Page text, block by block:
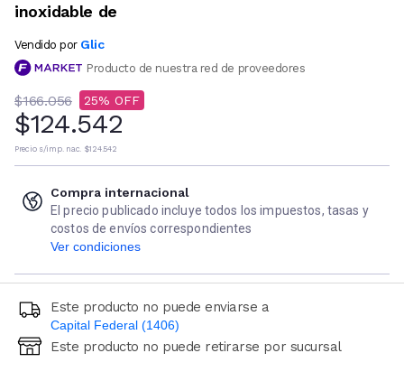
inoxidable de
Vendido por Glic
Producto de nuestra red de proveedores
$166.056 25
$124.542
Precio s/imp. nac. $124.542
Compra internacional
El precio publicado incluye todos los impuestos, tasas y
costos de envíos correspondientes
Ver condiciones
Este producto no puede enviarse a
Capital Federal (1406)
Ingresá código postal (sólo números)
Este producto no puede retirarse por sucursal